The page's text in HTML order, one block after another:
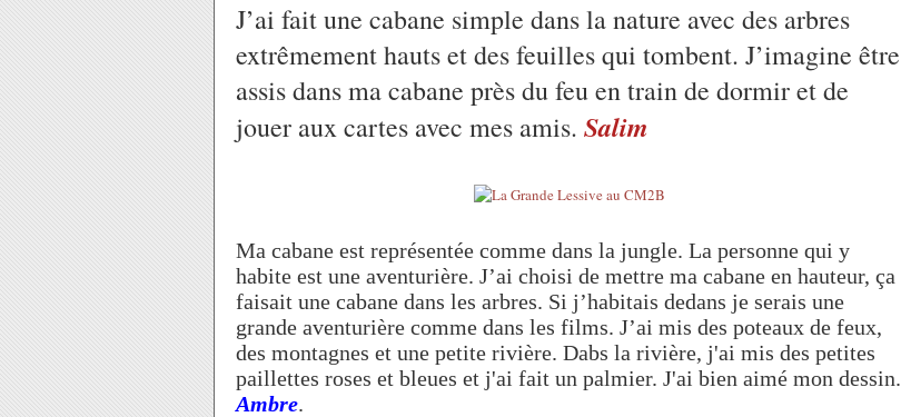
J’ai fait une cabane simple dans la nature avec des arbres
extrêmement hauts et des feuilles qui tombent. J’imagine être
assis dans ma cabane près du feu en train de dormir et de
jouer aux cartes avec mes amis. Salim
Ma cabane est représentée comme dans la jungle. La personne qui y
habite est une aventurière. J’ai choisi de mettre ma cabane en hauteur, ça
faisait une cabane dans les arbres. Si j’habitais dedans je serais une
grande aventurière comme dans les films. J’ai mis des poteaux de feux,
des montagnes et une petite rivière. Dabs la rivière, j'ai mis des petites
paillettes roses et bleues et j'ai fait un palmier. J'ai bien aimé mon dessin.
Ambre.